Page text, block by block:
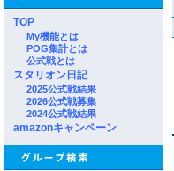
TOP
My機能とは
POG集計とは
公式戦とは
スタリオン日記
2025公式戦結果
2026公式戦募集
2024公式戦結果
amazonキャンペーン